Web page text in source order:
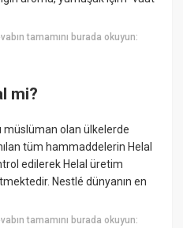
tamamını burada okuyun:
mi?
müslüman olan ülkelerde
tüm hammaddelerin Helal
edilerek Helal üretim
Nestlé dünyanın en
tamamını burada okuyun: